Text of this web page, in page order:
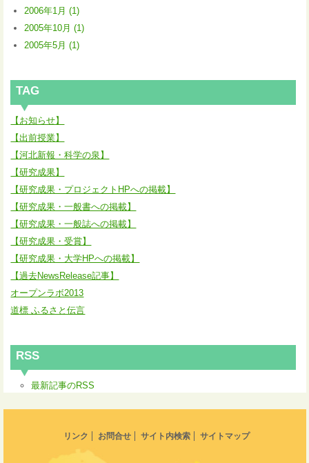
2006年1月 (1)
2005年10月 (1)
2005年5月 (1)
TAG
【お知らせ】
【出前授業】
【河北新報・科学の泉】
【研究成果】
【研究成果・プロジェクトHPへの掲載】
【研究成果・一般書への掲載】
【研究成果・一般誌への掲載】
【研究成果・受賞】
【研究成果・大学HPへの掲載】
【過去NewsRelease記事】
オープンラボ2013
道標 ふるさと伝言
RSS
最新記事のRSS
リンク お問合せ サイト内検索 サイトマップ